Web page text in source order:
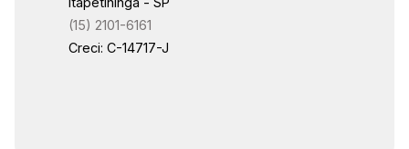
16:30
(15) 2101-6161
Creci: C-14717-J